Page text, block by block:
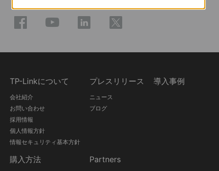
TP-Linkについて
会社紹介
お問い合わせ
採用情報
個人情報方針
情報セキュリティ基本方針
プレスリリース
ニュース
ブログ
導入事例
購入方法 Partners